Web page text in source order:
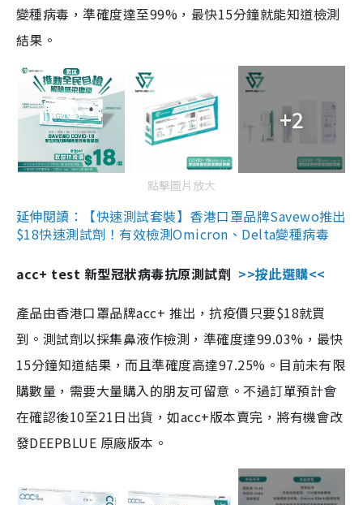
變種病毒，準確度達至99%，最快15分鐘就能知道檢測
結果。
+2
點擊圖片放大
延伸閱讀：【快速測試套裝】香港口罩品牌Savewo推出
$18快速測試劑！有效檢測Omicron、Delta變種病毒
acc+ test 新型冠狀病毒抗原測試劑 >>按此選購<<
產品由香港口罩品牌acc+ 推出，抗疫價只要$18就買
到。測試劑以採集鼻液作檢測，準確度達99.03%，最快
15分鐘知道結果，而且準確度高達97.25%。目前未有限
購數量，需要大量購入的朋友可留意。不過訂單預計會
在確認後10至21日出貨，如acc+版本賣完，將有機會改
發DEEPBLUE 原廠版本。